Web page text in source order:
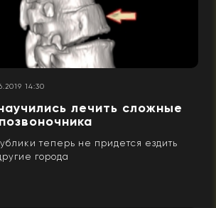
14:30
лечить сложные
теперь не придется ездить
города